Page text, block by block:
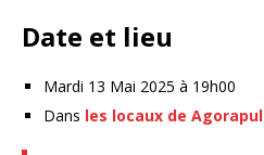
Date et lieu
Mardi 13 Mai 2025 à 19h00
Dans les locaux de